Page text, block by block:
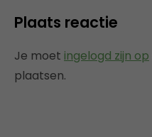
Plaats reactie
Je moet ingelogd zijn op
plaatsen.